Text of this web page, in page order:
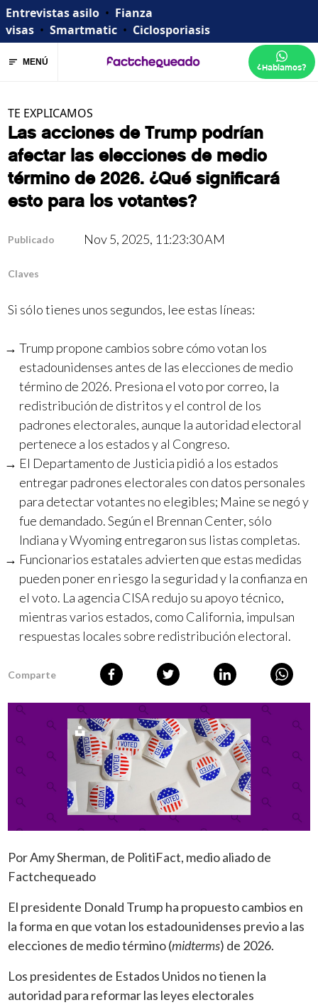
Entrevistas asilo • Fianza
visas • Smartmatic • Ciclosporiasis
MENÚ ¿Hablamos?
TE EXPLICAMOS
Las acciones de Trump podrían
afectar las elecciones de medio
término de 2026. ¿Qué significará
esto para los votantes?
Publicado Nov 5, 2025, 11:23:30 AM
Claves
Si sólo tienes unos segundos, lee estas líneas:
Trump propone cambios sobre cómo votan los
estadounidenses antes de las elecciones de medio
término de 2026. Presiona el voto por correo, la
redistribución de distritos y el control de los
padrones electorales, aunque la autoridad electoral
pertenece a los estados y al Congreso.
El Departamento de Justicia pidió a los estados
entregar padrones electorales con datos personales
para detectar votantes no elegibles; Maine se negó y
fue demandado. Según el Brennan Center, sólo
Indiana y Wyoming entregaron sus listas completas.
Funcionarios estatales advierten que estas medidas
pueden poner en riesgo la seguridad y la confianza en
el voto. La agencia CISA redujo su apoyo técnico,
mientras varios estados, como California, impulsan
respuestas locales sobre redistribución electoral.
Comparte
Por Amy Sherman, de PolitiFact, medio aliado de
Factchequeado
El presidente Donald Trump ha propuesto cambios en
la forma en que votan los estadounidenses previo a las
elecciones de medio término (midterms) de 2026.
Los presidentes de Estados Unidos no tienen la
autoridad para reformar las leyes electorales